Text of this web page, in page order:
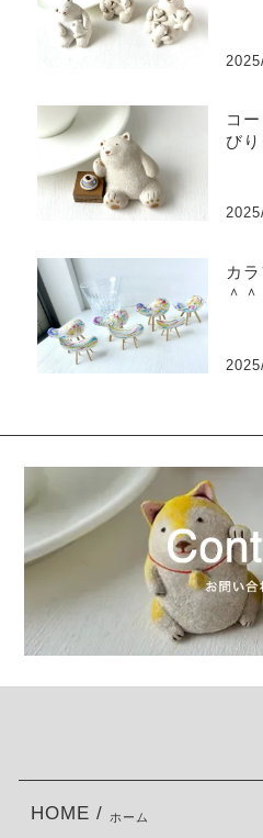
コ
びり
カ
＾＾
HOME / ホーム